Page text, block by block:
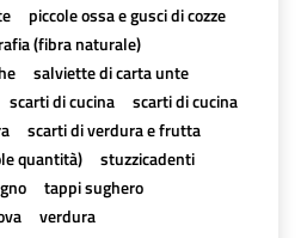
piccole ossa e gusci di cozze
rafia (fibra naturale)
salviette di carta unte
scarti di cucina
scarti di cucina
scarti di verdura e frutta
quantità)
stuzzicadenti
tappi sughero
verdura